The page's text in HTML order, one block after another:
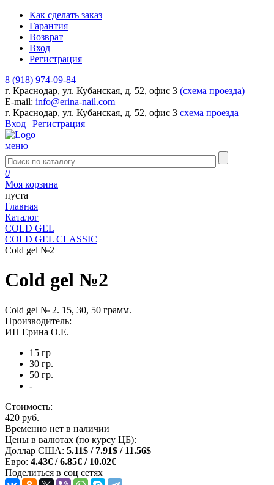
Как сделать заказ
Гарантия
Возврат
Вход
Регистрация
8 (918) 974-09-84
г. Краснодар, ул. Кубанская, д. 52, офис 3 (схема проезда)
E-mail: info@erina-nail.com
г. Краснодар, ул. Кубанская, д. 52, офис 3 схема проезда
Вход | Регистрация
меню
0
Моя корзина
пуста
Главная
Каталог
COLD GEL
COLD GEL CLASSIC
Cold gel №2
Cold gel №2
Cold gel № 2. 15, 30, 50 грамм.
Производитель:
ИП Ерина О.Е.
15 гр
30 гр.
50 гр.
-
Стоимость:
420 руб.
Временно нет в наличии
Цены в валютах (по курсу ЦБ):
Доллар США: 5.11$ / 7.91$ / 11.56$
Евро: 4.43€ / 6.85€ / 10.02€
Поделиться в соц сетях